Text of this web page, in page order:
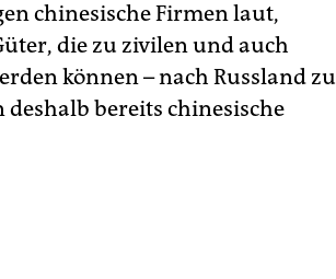
chinesische Firmen laut,
die zu zivilen und auch
können – nach Russland zu
bereits chinesische